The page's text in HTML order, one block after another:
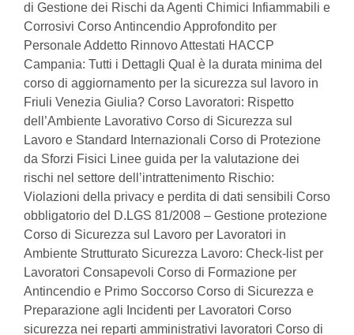
di Gestione dei Rischi da Agenti Chimici Infiammabili e
Corrosivi Corso Antincendio Approfondito per
Personale Addetto Rinnovo Attestati HACCP
Campania: Tutti i Dettagli Qual è la durata minima del
corso di aggiornamento per la sicurezza sul lavoro in
Friuli Venezia Giulia? Corso Lavoratori: Rispetto
dell’Ambiente Lavorativo Corso di Sicurezza sul
Lavoro e Standard Internazionali Corso di Protezione
da Sforzi Fisici Linee guida per la valutazione dei
rischi nel settore dell’intrattenimento Rischio:
Violazioni della privacy e perdita di dati sensibili Corso
obbligatorio del D.LGS 81/2008 – Gestione protezione
Corso di Sicurezza sul Lavoro per Lavoratori in
Ambiente Strutturato Sicurezza Lavoro: Check-list per
Lavoratori Consapevoli Corso di Formazione per
Antincendio e Primo Soccorso Corso di Sicurezza e
Preparazione agli Incidenti per Lavoratori Corso
sicurezza nei reparti amministrativi lavoratori Corso di